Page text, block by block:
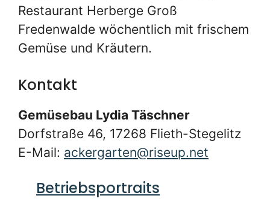
Restaurant Herberge Groß
Fredenwalde wöchentlich mit frischem
Gemüse und Kräutern.
Kontakt
Gemüsebau Lydia Täschner
Dorfstraße 46, 17268 Flieth-Stegelitz
E-Mail: ackergarten@riseup.net
Betriebsportraits